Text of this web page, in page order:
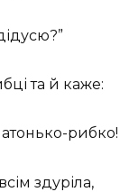
та й каже:
рибко!
здуріла,